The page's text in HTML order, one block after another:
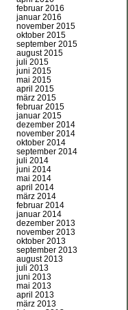
februar 2016
januar 2016
november 2015
oktober 2015
september 2015
august 2015
juli 2015
juni 2015
mai 2015
april 2015
märz 2015
februar 2015
januar 2015
dezember 2014
november 2014
oktober 2014
september 2014
juli 2014
juni 2014
mai 2014
april 2014
märz 2014
februar 2014
januar 2014
dezember 2013
november 2013
oktober 2013
september 2013
august 2013
juli 2013
juni 2013
mai 2013
april 2013
märz 2013